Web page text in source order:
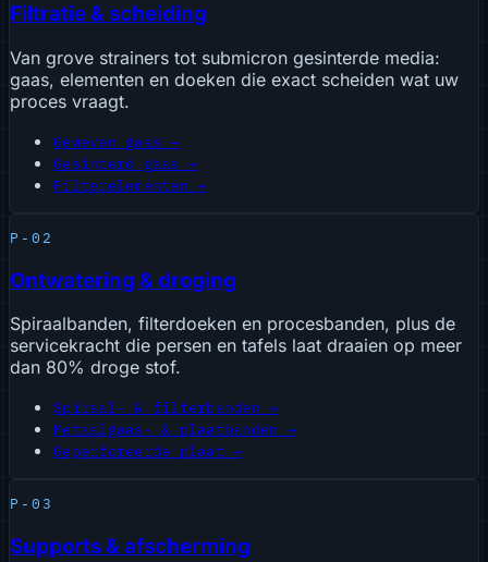
Filtratie & scheiding
Van grove strainers tot submicron gesinterde media:
gaas, elementen en doeken die exact scheiden wat uw
proces vraagt.
Geweven gaas →
Gesinterd gaas →
Filterelementen →
P-02
Ontwatering & droging
Spiraalbanden, filterdoeken en procesbanden, plus de
servicekracht die persen en tafels laat draaien op meer
dan 80% droge stof.
Spiraal- & filterbanden →
Metaalgaas- & plaatbanden →
Geperforeerde plaat →
P-03
Supports & afscherming